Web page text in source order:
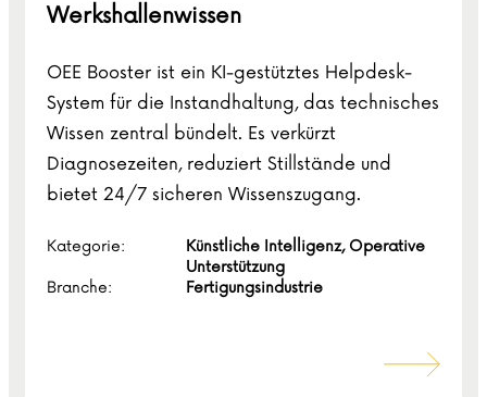
Werkshallenwissen
OEE Booster ist ein KI-gestütztes Helpdesk-
System für die Instandhaltung, das technisches
Wissen zentral bündelt. Es verkürzt
Diagnosezeiten, reduziert Stillstände und
bietet 24/7 sicheren Wissenszugang.
Kategorie:
Künstliche Intelligenz, Operative
Unterstützung
Branche:
Fertigungsindustrie